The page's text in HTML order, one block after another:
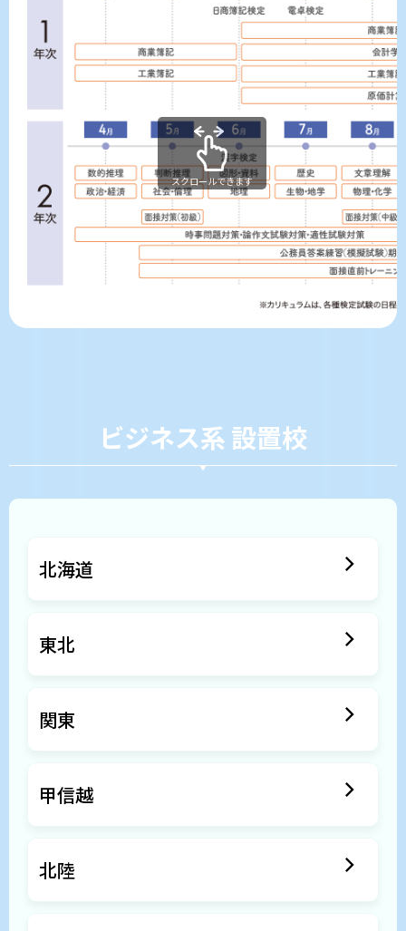
スクロールできます
ビジネス系 設置校
北海道
東北
関東
甲信越
北陸